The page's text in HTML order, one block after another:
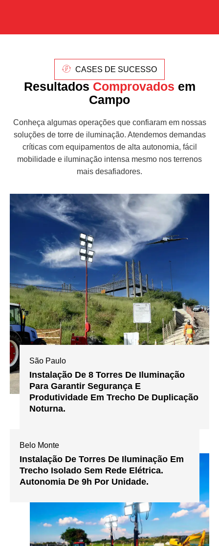
CASES DE SUCESSO
Resultados Comprovados em
Campo
Conheça algumas operações que confiaram em nossas
soluções de torre de iluminação. Atendemos demandas
críticas com equipamentos de alta autonomia, fácil
mobilidade e iluminação intensa mesmo nos terrenos
mais desafiadores.
São Paulo
Instalação De 8 Torres De Iluminação
Para Garantir Segurança E
Produtividade Em Trecho De Duplicação
Noturna.
Belo Monte
Instalação De Torres De Iluminação Em
Trecho Isolado Sem Rede Elétrica.
Autonomia De 9h Por Unidade.